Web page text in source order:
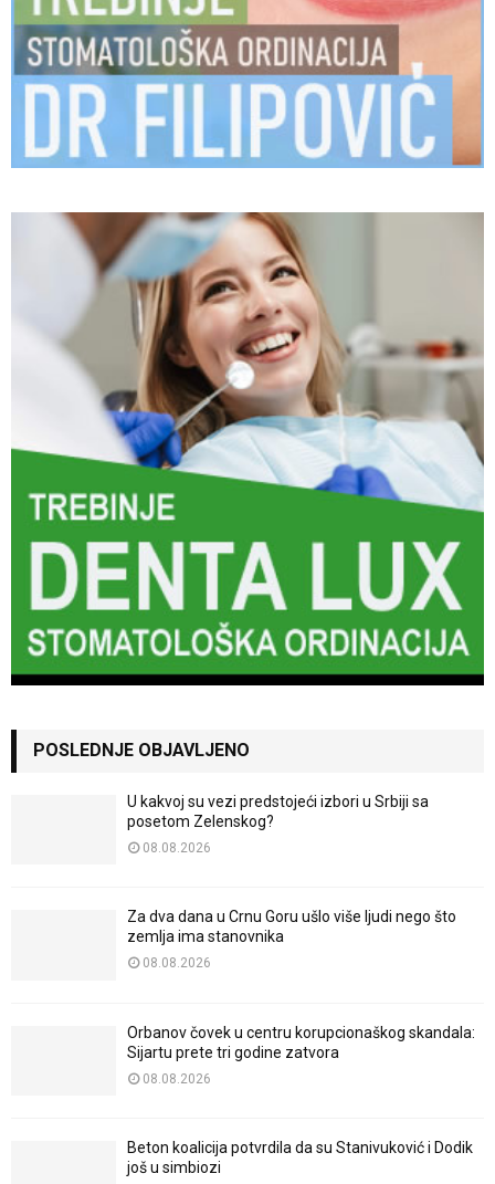
POSLEDNJE OBJAVLJENO
U kakvoj su vezi predstojeći izbori u Srbiji sa
posetom Zelenskog?
08.08.2026
Za dva dana u Crnu Goru ušlo više ljudi nego što
zemlja ima stanovnika
08.08.2026
Orbanov čovek u centru korupcionaškog skandala:
Sijartu prete tri godine zatvora
08.08.2026
Beton koalicija potvrdila da su Stanivuković i Dodik
još u simbiozi